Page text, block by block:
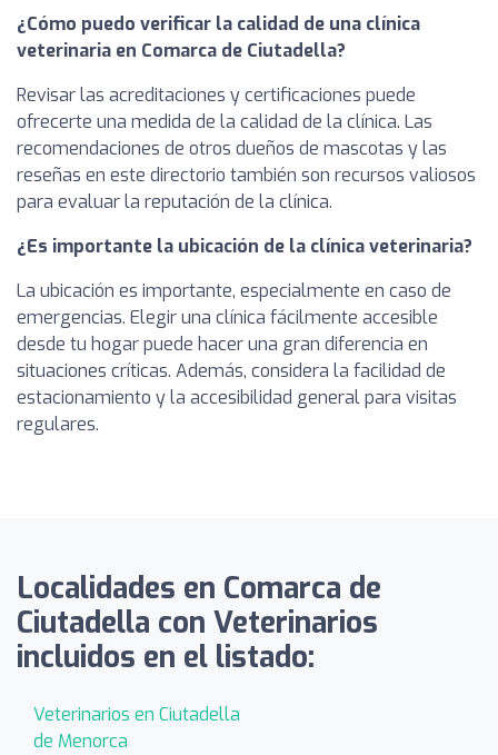
¿Cómo puedo verificar la calidad de una clínica
veterinaria en Comarca de Ciutadella?
Revisar las acreditaciones y certificaciones puede
ofrecerte una medida de la calidad de la clínica. Las
recomendaciones de otros dueños de mascotas y las
reseñas en este directorio también son recursos valiosos
para evaluar la reputación de la clínica.
¿Es importante la ubicación de la clínica veterinaria?
La ubicación es importante, especialmente en caso de
emergencias. Elegir una clínica fácilmente accesible
desde tu hogar puede hacer una gran diferencia en
situaciones críticas. Además, considera la facilidad de
estacionamiento y la accesibilidad general para visitas
regulares.
Localidades en Comarca de
Ciutadella con Veterinarios
incluidos en el listado:
Veterinarios en Ciutadella
de Menorca